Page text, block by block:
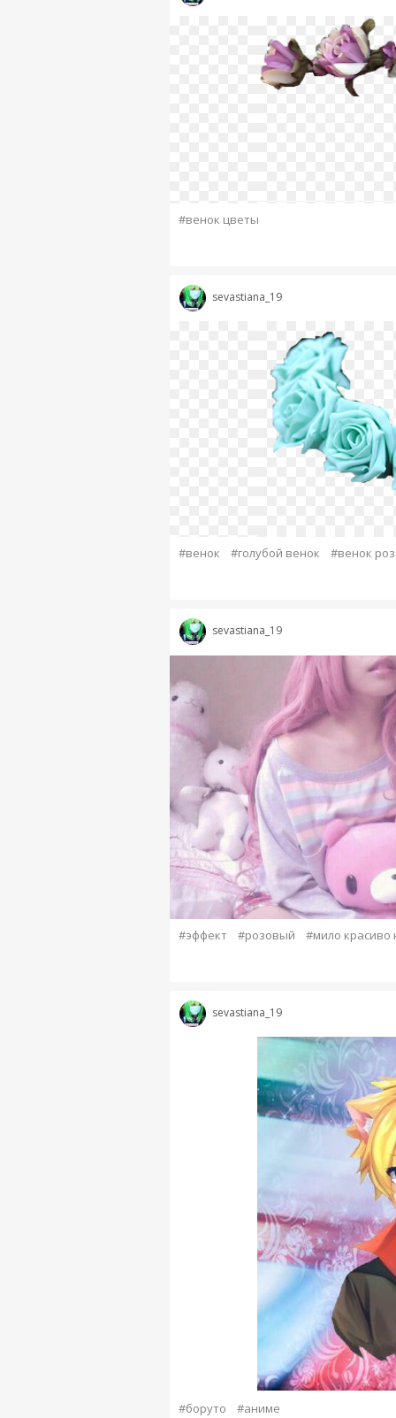
#венок цветы
sevastiana_19
#венок #голубой венок #венок
sevastiana_19
#эффект #розовый #мило красиво
sevastiana_19
#боруто #аниме